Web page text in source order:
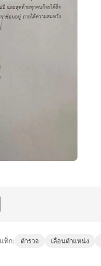
แท็ก: ตำรวจ เลื่อนตำแหน่ง